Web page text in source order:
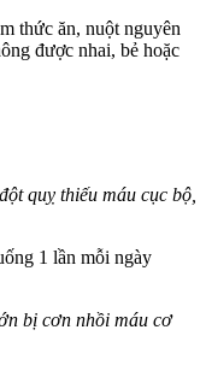
thức ăn, nuột nguyên
được nhai, bẻ hoặc
quỵ thiếu máu cục bộ,
1 lần mỗi ngày
bị cơn nhồi máu cơ